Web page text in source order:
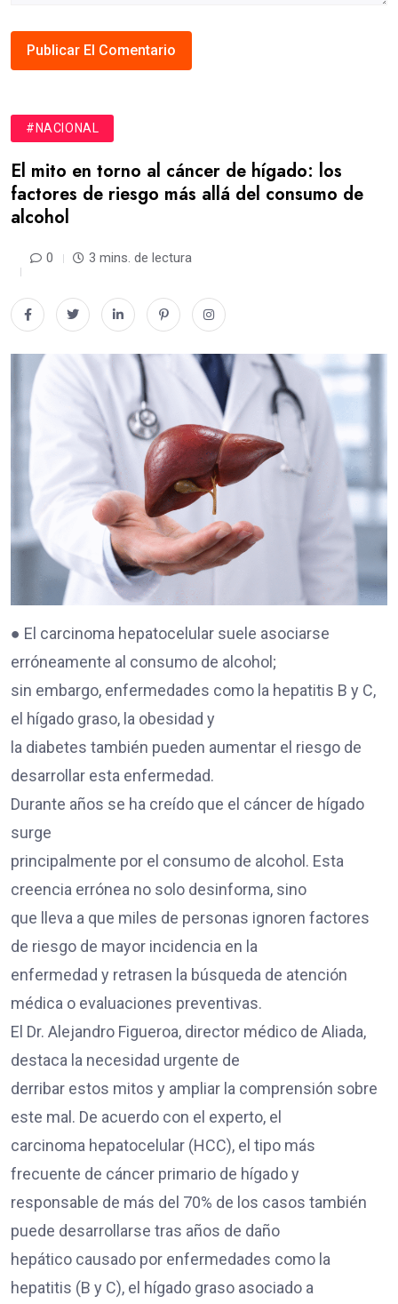
#NACIONAL
El mito en torno al cáncer de hígado: los
factores de riesgo más allá del consumo de
alcohol
0 3 mins. de lectura
● El carcinoma hepatocelular suele asociarse
erróneamente al consumo de alcohol;
sin embargo, enfermedades como la hepatitis B y C,
el hígado graso, la obesidad y
la diabetes también pueden aumentar el riesgo de
desarrollar esta enfermedad.
Durante años se ha creído que el cáncer de hígado
surge
principalmente por el consumo de alcohol. Esta
creencia errónea no solo desinforma, sino
que lleva a que miles de personas ignoren factores
de riesgo de mayor incidencia en la
enfermedad y retrasen la búsqueda de atención
médica o evaluaciones preventivas.
El Dr. Alejandro Figueroa, director médico de Aliada,
destaca la necesidad urgente de
derribar estos mitos y ampliar la comprensión sobre
este mal. De acuerdo con el experto, el
carcinoma hepatocelular (HCC), el tipo más
frecuente de cáncer primario de hígado y
responsable de más del 70% de los casos también
puede desarrollarse tras años de daño
hepático causado por enfermedades como la
hepatitis (B y C), el hígado graso asociado a